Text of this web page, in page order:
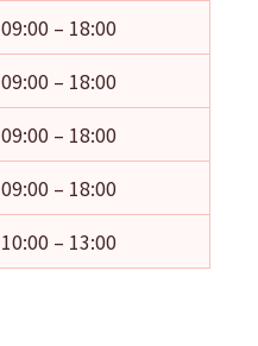
09:00 – 18:00
09:00 – 18:00
09:00 – 18:00
09:00 – 18:00
10:00 – 13:00